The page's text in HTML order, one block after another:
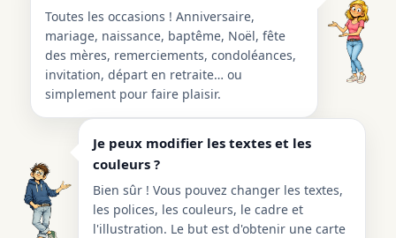
Toutes les occasions ! Anniversaire,
mariage, naissance, baptême, Noël, fête
des mères, remerciements, condoléances,
invitation, départ en retraite… ou
simplement pour faire plaisir.
Je peux modifier les textes et les
couleurs ?
Bien sûr ! Vous pouvez changer les textes,
les polices, les couleurs, le cadre et
l'illustration. Le but est d'obtenir une carte